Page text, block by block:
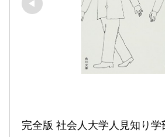
完全版 社会人大学人見知り学